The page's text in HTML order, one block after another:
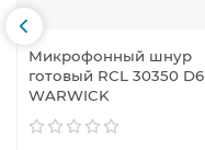
Микрофонный шнур
готовый RCL 30350 D6
WARWICK